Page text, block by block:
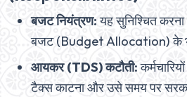
बजट नियंत्रण:यह सुनिश्चित
बजट (Budget Allocation) के
आयकर (TDS) कटौती:
टैक्स काटना और उसे समय पर